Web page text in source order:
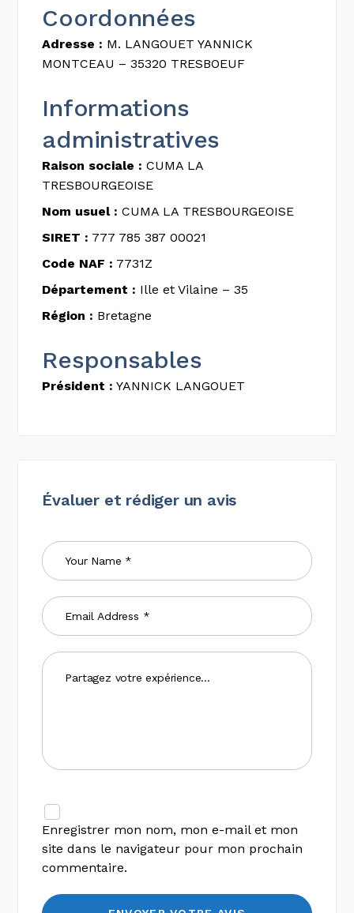
Coordonnées
Adresse : M. LANGOUET YANNICK
MONTCEAU – 35320 TRESBOEUF
Informations
administratives
Raison sociale : CUMA LA
TRESBOURGEOISE
Nom usuel : CUMA LA TRESBOURGEOISE
SIRET : 777 785 387 00021
Code NAF : 7731Z
Département : Ille et Vilaine – 35
Région : Bretagne
Responsables
Président : YANNICK LANGOUET
Évaluer et rédiger un avis
Enregistrer mon nom, mon e-mail et mon
site dans le navigateur pour mon prochain
commentaire.